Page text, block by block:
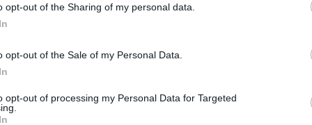
opt-out of the Sharing of my personal data.
opt-out of the Sale of my Personal Data.
opt-out of processing my Personal Data for Targeted
– Akkor mégis hányszor???
be szégyenkezve a férj.
a szülőszobába, és megnézi mit művelt